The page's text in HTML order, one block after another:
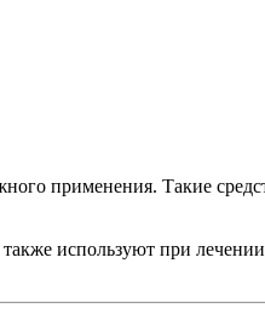
применения. Такие
используют при